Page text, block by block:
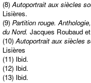
(8)Autoportrait aux siècles
Lisières.
(9) Partition rouge.
du Nord. Jacques Roubaud
(10)Autoportrait aux siècles
Lisières
(11) Ibid.
(12) Ibid.
(13) Ibid.